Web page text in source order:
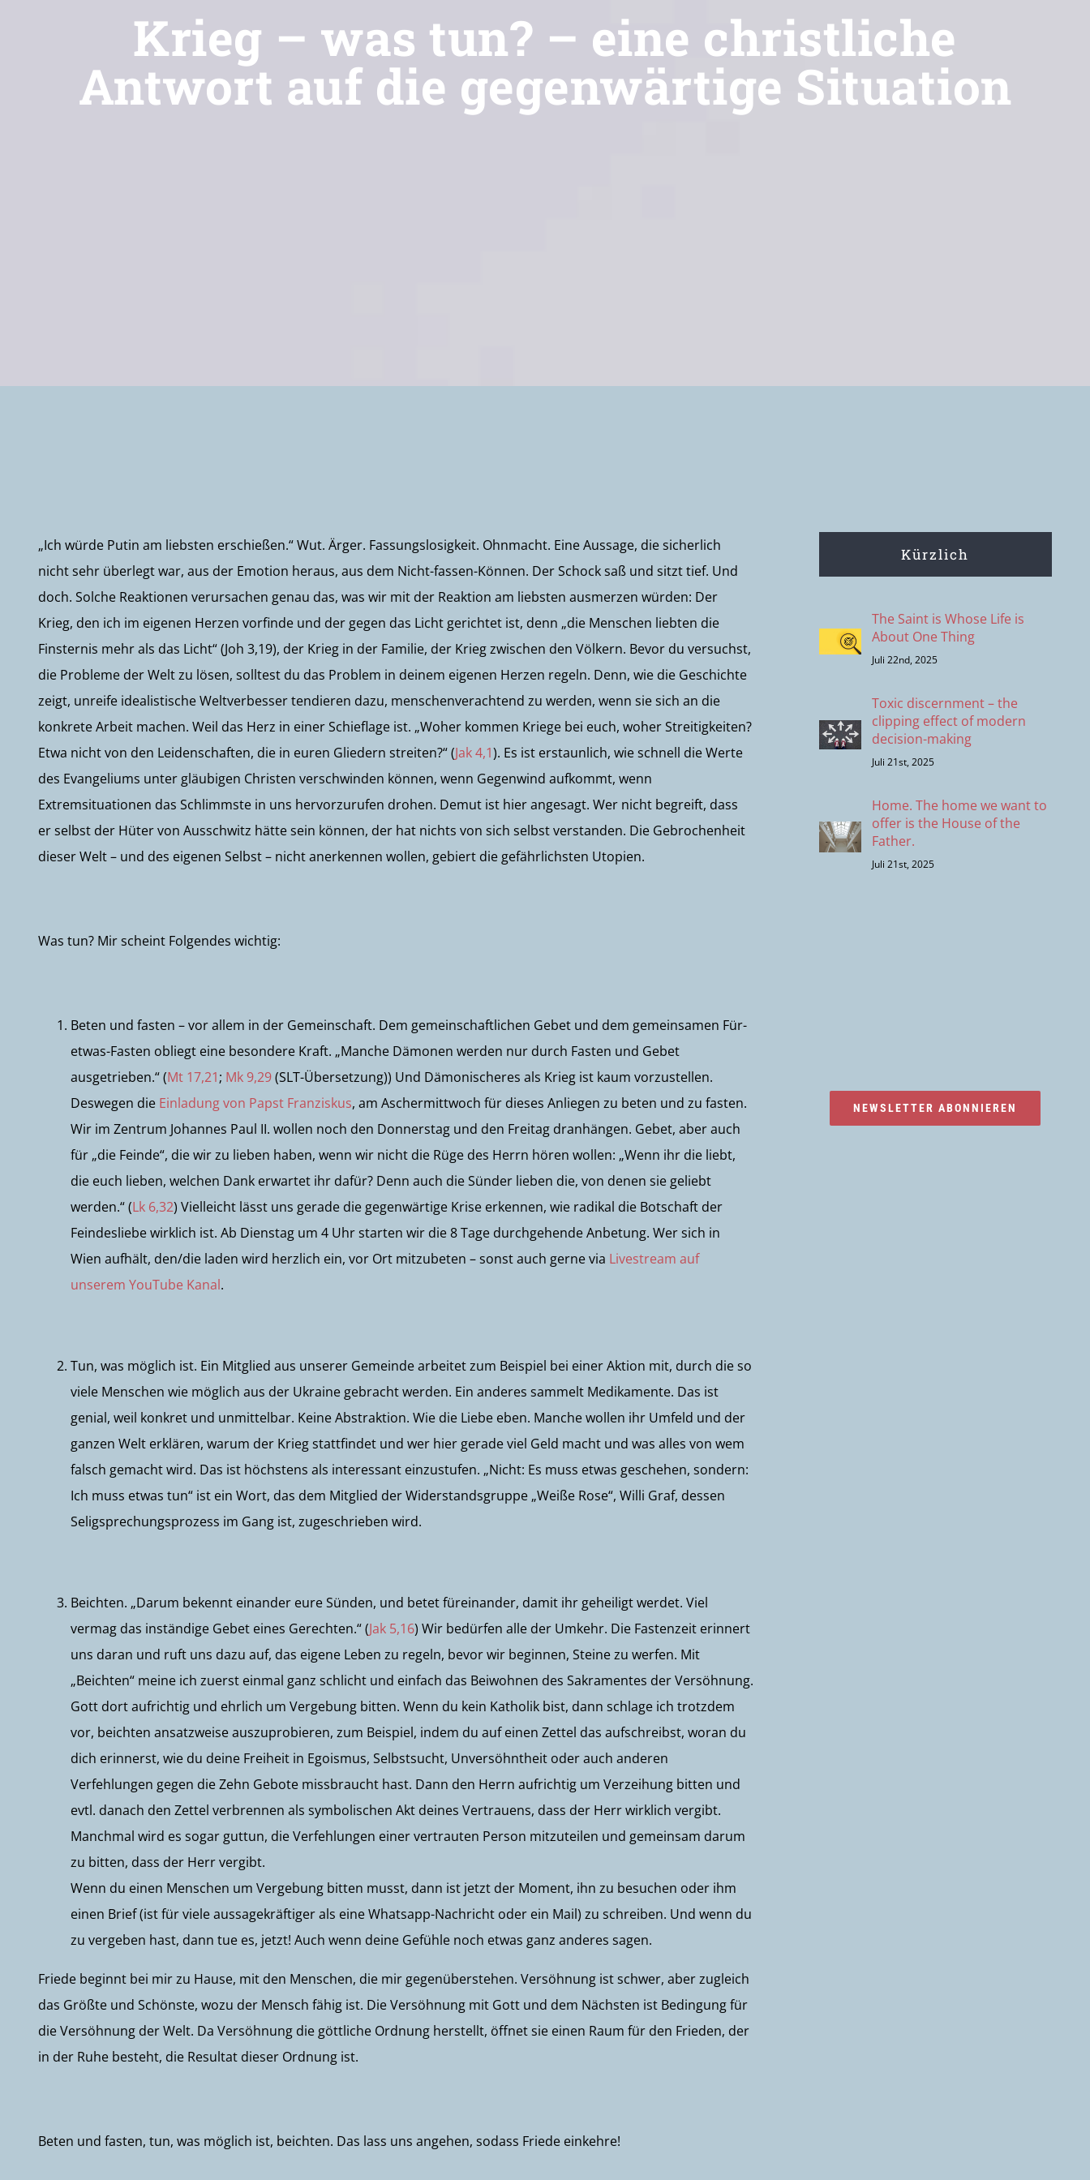
Krieg – was tun? – eine christliche
Antwort auf die gegenwärtige Situation
„Ich würde Putin am liebsten erschießen.“ Wut. Ärger. Fassungslosigkeit. Ohnmacht. Eine Aussage, die sicherlich
nicht sehr überlegt war, aus der Emotion heraus, aus dem Nicht-fassen-Können. Der Schock saß und sitzt tief. Und
doch. Solche Reaktionen verursachen genau das, was wir mit der Reaktion am liebsten ausmerzen würden: Der
Krieg, den ich im eigenen Herzen vorfinde und der gegen das Licht gerichtet ist, denn „die Menschen liebten die
Finsternis mehr als das Licht“ (Joh 3,19), der Krieg in der Familie, der Krieg zwischen den Völkern. Bevor du versuchst,
die Probleme der Welt zu lösen, solltest du das Problem in deinem eigenen Herzen regeln. Denn, wie die Geschichte
zeigt, unreife idealistische Weltverbesser tendieren dazu, menschenverachtend zu werden, wenn sie sich an die
konkrete Arbeit machen. Weil das Herz in einer Schieflage ist. „Woher kommen Kriege bei euch, woher Streitigkeiten?
Etwa nicht von den Leidenschaften, die in euren Gliedern streiten?“ (Jak 4,1). Es ist erstaunlich, wie schnell die Werte
des Evangeliums unter gläubigen Christen verschwinden können, wenn Gegenwind aufkommt, wenn
Extremsituationen das Schlimmste in uns hervorzurufen drohen. Demut ist hier angesagt. Wer nicht begreift, dass
er selbst der Hüter von Ausschwitz hätte sein können, der hat nichts von sich selbst verstanden. Die Gebrochenheit
dieser Welt – und des eigenen Selbst – nicht anerkennen wollen, gebiert die gefährlichsten Utopien.
Was tun? Mir scheint Folgendes wichtig:
Beten und fasten – vor allem in der Gemeinschaft. Dem gemeinschaftlichen Gebet und dem gemeinsamen Für-
etwas-Fasten obliegt eine besondere Kraft. „Manche Dämonen werden nur durch Fasten und Gebet
ausgetrieben.“ (Mt 17,21; Mk 9,29(SLT-Übersetzung)) Und Dämonischeres als Krieg ist kaum vorzustellen.
Deswegen die Einladung von Papst Franziskus, am Aschermittwoch für dieses Anliegen zu beten und zu fasten.
Wir im Zentrum Johannes Paul II. wollen noch den Donnerstag und den Freitag dranhängen. Gebet, aber auch
für „die Feinde“, die wir zu lieben haben, wenn wir nicht die Rüge des Herrn hören wollen: „Wenn ihr die liebt,
die euch lieben, welchen Dank erwartet ihr dafür? Denn auch die Sünder lieben die, von denen sie geliebt
werden.“ (Lk 6,32) Vielleicht lässt uns gerade die gegenwärtige Krise erkennen, wie radikal die Botschaft der
Feindesliebe wirklich ist. Ab Dienstag um 4 Uhr starten wir die 8 Tage durchgehende Anbetung. Wer sich in
Wien aufhält, den/die laden wird herzlich ein, vor Ort mitzubeten – sonst auch gerne via Livestream auf
unserem YouTube Kanal.
Tun, was möglich ist. Ein Mitglied aus unserer Gemeinde arbeitet zum Beispiel bei einer Aktion mit, durch die so
viele Menschen wie möglich aus der Ukraine gebracht werden. Ein anderes sammelt Medikamente. Das ist
genial, weil konkret und unmittelbar. Keine Abstraktion. Wie die Liebe eben. Manche wollen ihr Umfeld und der
ganzen Welt erklären, warum der Krieg stattfindet und wer hier gerade viel Geld macht und was alles von wem
falsch gemacht wird. Das ist höchstens als interessant einzustufen. „Nicht: Es muss etwas geschehen, sondern:
Ich muss etwas tun“ ist ein Wort, das dem Mitglied der Widerstandsgruppe „Weiße Rose“, Willi Graf, dessen
Seligsprechungsprozess im Gang ist, zugeschrieben wird.
Beichten. „Darum bekennt einander eure Sünden, und betet füreinander, damit ihr geheiligt werdet. Viel
vermag das inständige Gebet eines Gerechten.“ (Jak 5,16) Wir bedürfen alle der Umkehr. Die Fastenzeit erinnert
uns daran und ruft uns dazu auf, das eigene Leben zu regeln, bevor wir beginnen, Steine zu werfen. Mit
„Beichten“ meine ich zuerst einmal ganz schlicht und einfach das Beiwohnen des Sakramentes der Versöhnung.
Gott dort aufrichtig und ehrlich um Vergebung bitten. Wenn du kein Katholik bist, dann schlage ich trotzdem
vor, beichten ansatzweise auszuprobieren, zum Beispiel, indem du auf einen Zettel das aufschreibst, woran du
dich erinnerst, wie du deine Freiheit in Egoismus, Selbstsucht, Unversöhntheit oder auch anderen
Verfehlungen gegen die Zehn Gebote missbraucht hast. Dann den Herrn aufrichtig um Verzeihung bitten und
evtl. danach den Zettel verbrennen als symbolischen Akt deines Vertrauens, dass der Herr wirklich vergibt.
Manchmal wird es sogar guttun, die Verfehlungen einer vertrauten Person mitzuteilen und gemeinsam darum
zu bitten, dass der Herr vergibt.
Wenn du einen Menschen um Vergebung bitten musst, dann ist jetzt der Moment, ihn zu besuchen oder ihm
einen Brief (ist für viele aussagekräftiger als eine Whatsapp-Nachricht oder ein Mail) zu schreiben. Und wenn du
zu vergeben hast, dann tue es, jetzt! Auch wenn deine Gefühle noch etwas ganz anderes sagen.
Friede beginnt bei mir zu Hause, mit den Menschen, die mir gegenüberstehen. Versöhnung ist schwer, aber zugleich
das Größte und Schönste, wozu der Mensch fähig ist. Die Versöhnung mit Gott und dem Nächsten ist Bedingung für
die Versöhnung der Welt. Da Versöhnung die göttliche Ordnung herstellt, öffnet sie einen Raum für den Frieden, der
in der Ruhe besteht, die Resultat dieser Ordnung ist.
Beten und fasten, tun, was möglich ist, beichten. Das lass uns angehen, sodass Friede einkehre!
Kürzlich
The Saint is Whose Life is
About One Thing
Juli 22nd, 2025
Toxic discernment – the
clipping effect of modern
decision-making
Juli 21st, 2025
Home. The home we want to
offer is the House of the
Father.
Juli 21st, 2025
NEWSLETTER ABONNIEREN